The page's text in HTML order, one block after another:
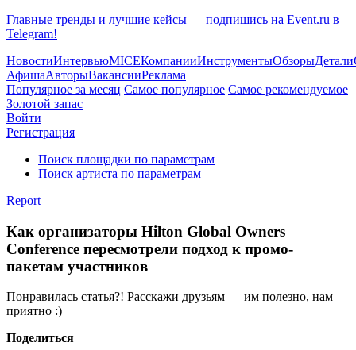
Главные тренды и лучшие кейсы — подпишись на Event.ru в
Telegram!
НовостиИнтервьюMICEКомпанииИнструментыОбзорыДетали
АфишаАвторыВакансииРеклама
Популярное за месяц Самое популярное Самое рекомендуемое
Золотой запас
Войти
Регистрация
Поиск площадки по параметрам
Поиск артиста по параметрам
Report
Как организаторы Hilton Global Owners
Conference пересмотрели подход к промо-
пакетам участников
Понравилась статья?! Расскажи друзьям — им полезно, нам
приятно :)
Поделиться